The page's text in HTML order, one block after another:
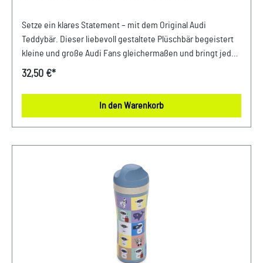
Setze ein klares Statement – mit dem Original Audi
Teddybär. Dieser liebevoll gestaltete Plüschbär begeistert
kleine und große Audi Fans gleichermaßen und bringt jede
Menge Kuschelspaß ins Kinderzimmer. Mit seinem
Ringe-Druck und der coolen Jeanshose wird er schnell zum
treuen Begleiter für Zuhause, unterwegs oder als
weiches Polyesterfell sorgt für ein angenehmes
Kuschelerlebnis, während die detailreiche Kleidung den
sympathischen Charakter des Bären unterstreicht. Ein
besonderes Highlight: Der Hoodie und die Jeanshose
können komplett ausgezogen werden, was zusätzliche
Spielmöglichkeiten eröffnet. Dank seiner hochwertigen
Verarbeitung und der sorgfältig ausgewählten Materialien
32,50 €*
In den Warenkorb